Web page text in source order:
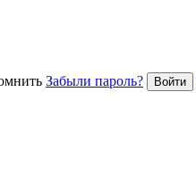
Забыли пароль?